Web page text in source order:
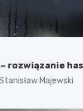
rozwiązanie
Majewski